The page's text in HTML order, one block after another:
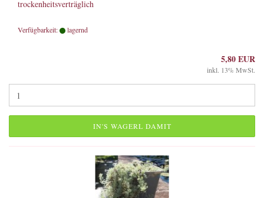
trockenheitsverträglich
Verfügbarkeit: lagernd
5,80 EUR
inkl. 13% MwSt.
IN'S WAGERL DAMIT